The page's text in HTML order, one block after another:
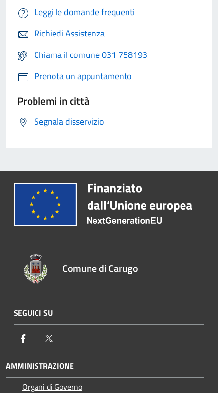
Leggi le domande frequenti
Richiedi Assistenza
Chiama il comune 031 758193
Prenota un appuntamento
Problemi in città
Segnala disservizio
Comune di Carugo
SEGUICI SU
Facebook
AMMINISTRAZIONE
Organi di Governo